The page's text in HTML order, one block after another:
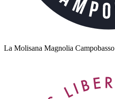
La Molisana Magnolia Campobasso